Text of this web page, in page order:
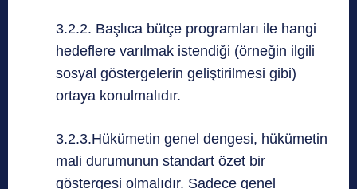
3.2.2. Başlıca bütçe programları ile hangi
hedeflere varılmak istendiği (örneğin ilgili
sosyal göstergelerin geliştirilmesi gibi)
ortaya konulmalıdır.
3.2.3.Hükümetin genel dengesi, hükümetin
mali durumunun standart özet bir
göstergesi olmalıdır. Sadece genel